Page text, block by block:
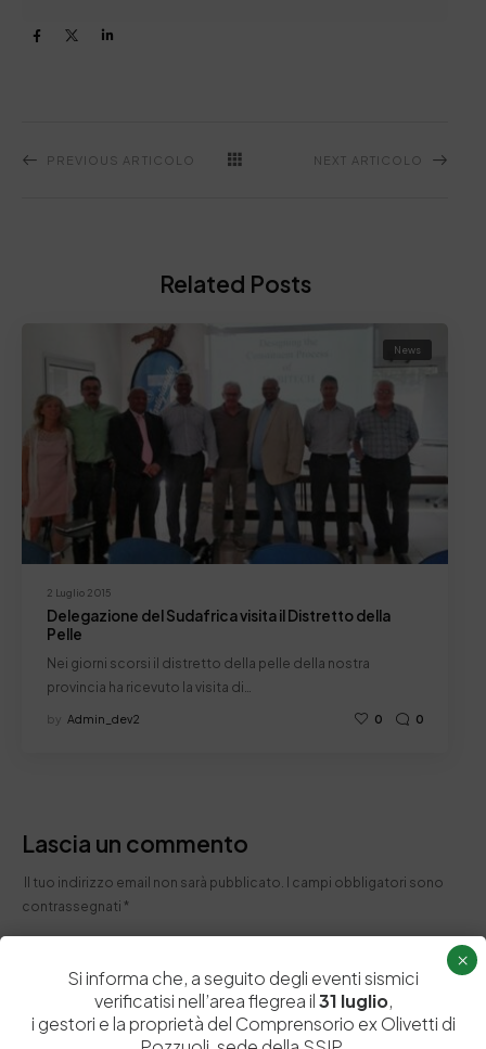
PREVIOUS ARTICOLO NEXT ARTICOLO
Related Posts
2 Luglio 2015
News
Delegazione del Sudafrica visita il Distretto della
Pelle
Nei giorni scorsi il distretto della pelle della nostra
provincia ha ricevuto la visita di…
by Admin_dev2 0 0
Lascia un commento
Il tuo indirizzo email non sarà pubblicato.
I campi obbligatori sono
contrassegnati *
Si informa che, a seguito degli eventi sismici
verificatisi nell’area flegrea il31 luglio,
i gestori e la proprietà del Comprensorio ex Olivetti di
×